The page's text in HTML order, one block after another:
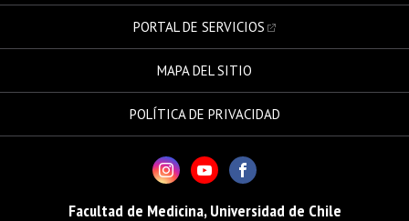
PORTAL DE SERVICIOS
MAPA DEL SITIO
POLÍTICA DE PRIVACIDAD
Facultad de Medicina, Universidad de Chile